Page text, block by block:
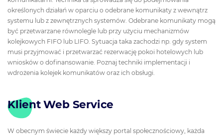
określonych działań w oparciu o odebrane komunikaty z wewnątrz
systemu lub z zewnętrznych systemów. Odebrane komunikaty mogą
być przetwarzane równolegle lub przy użyciu mechanizmów
kolejkowych FIFO lub LIFO. Sytuacja taka zachodzi np. gdy system
musi przyjmować i przetwarzać rezerwację pokoi hotelowych lub
wniosków o dofinansowanie. Poznaj techniki implementacji i
wdrożenia kolejek komunikatów oraz ich obsługi.
Klient Web Service
W obecnym świecie każdy większy portal społecznościowy, każda